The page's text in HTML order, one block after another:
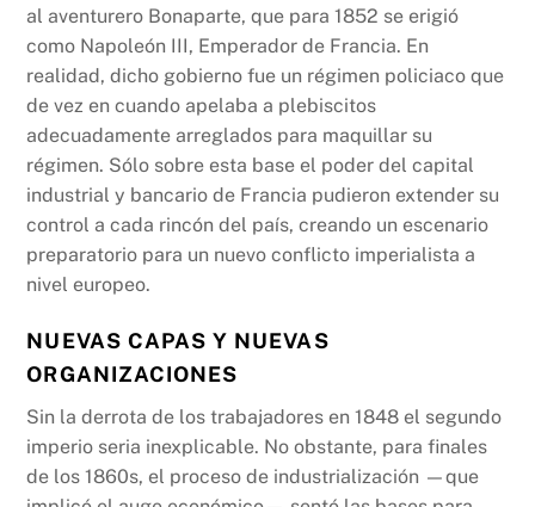
al aventurero Bonaparte, que para 1852 se erigió
como Napoleón III, Emperador de Francia. En
realidad, dicho gobierno fue un régimen policiaco que
de vez en cuando apelaba a plebiscitos
adecuadamente arreglados para maquillar su
régimen. Sólo sobre esta base el poder del capital
industrial y bancario de Francia pudieron extender su
control a cada rincón del país, creando un escenario
preparatorio para un nuevo conflicto imperialista a
nivel europeo.
NUEVAS CAPAS Y NUEVAS
ORGANIZACIONES
Sin la derrota de los trabajadores en 1848 el segundo
imperio seria inexplicable. No obstante, para finales
de los 1860s, el proceso de industrialización —que